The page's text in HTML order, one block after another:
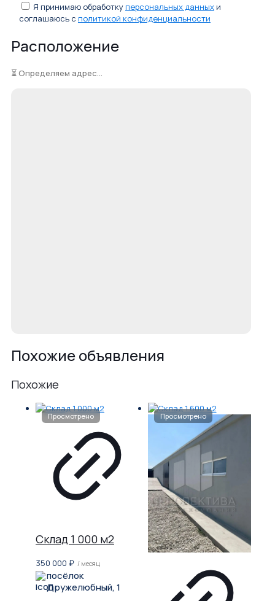
Я принимаю обработкуперсональных данных и
соглашаюсь с политикой конфиденциальности
Расположение
⏳ Определяем адрес...
Похожие объявления
Похожие
Склад 1 000 м2
350 000 ₽ / месяц
посёлок
Дружелюбный, 1